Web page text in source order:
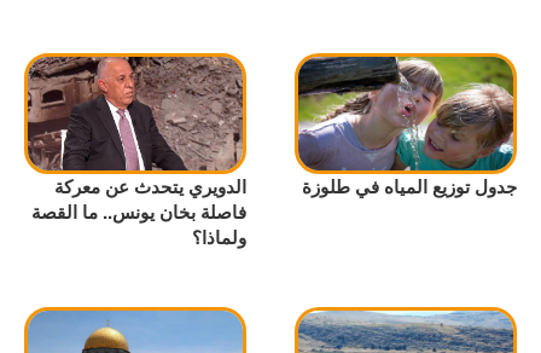
جدول توزيع المياه في طلوزة
الدويري يتحدث عن معركة
فاصلة بخان يونس.. ما القصة
ولماذا؟